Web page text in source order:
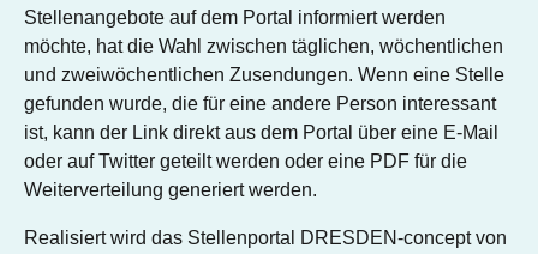
Stellenangebote auf dem Portal informiert werden
möchte, hat die Wahl zwischen täglichen, wöchentlichen
und zweiwöchentlichen Zusendungen. Wenn eine Stelle
gefunden wurde, die für eine andere Person interessant
ist, kann der Link direkt aus dem Portal über eine E-Mail
oder auf Twitter geteilt werden oder eine PDF für die
Weiterverteilung generiert werden.
Realisiert wird das Stellenportal DRESDEN-concept von